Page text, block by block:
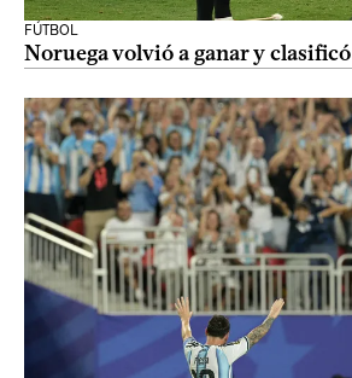
FÚTBOL
Noruega volvió a ganar y clasificó